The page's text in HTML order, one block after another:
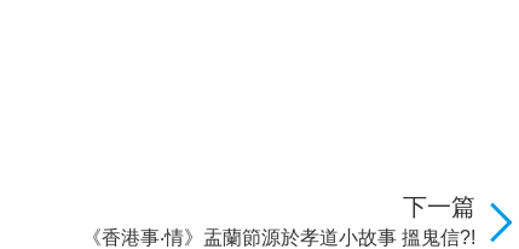
下一篇
《香港事‧情》盂蘭節源於孝道小故事 搵鬼信?!